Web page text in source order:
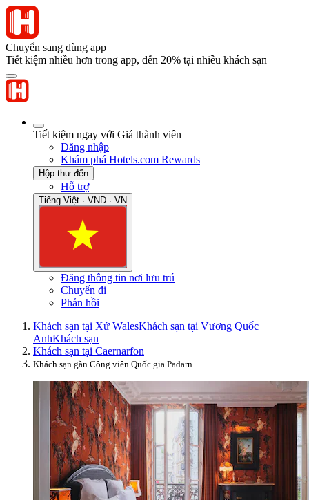
Chuyển sang dùng app
Tiết kiệm nhiều hơn trong app, đến 20% tại nhiều khách sạn
Tiết kiệm ngay với Giá thành viên
Đăng nhập
Khám phá Hotels.com Rewards
Hộp thư đến
Hỗ trợ
Tiếng Việt · VND · VN
Đăng thông tin nơi lưu trú
Chuyến đi
Phản hồi
Khách sạn tại Xứ WalesKhách sạn tại Vương Quốc
AnhKhách sạn
Khách sạn tại Caernarfon
Khách sạn gần Công viên Quốc gia Padarn